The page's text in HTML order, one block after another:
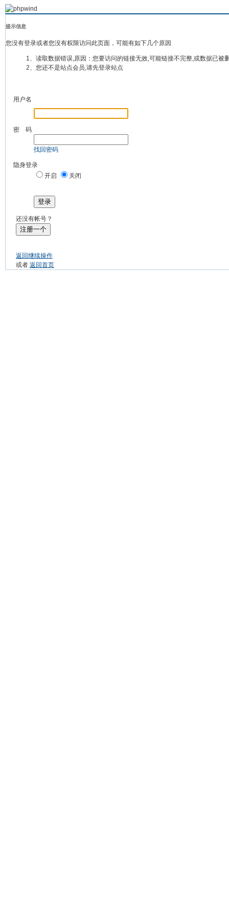
提示信息
您没有登录或者您没有权限访问此页面，可能有如下几个原因
1、读取数据错误,原因：您要访问的链接无效,可能链接不完整,或数据已被
2、您还不是站点会员,请先登录站点
用户名
密 码
找回密码
隐身登录
开启
关闭
登录
还没有帐号？
注册一个
返回继续操作
或者 返回首页